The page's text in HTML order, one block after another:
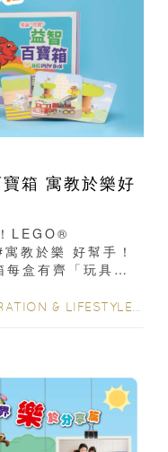
箱 寓教於樂好
LEGO®
教於樂 好幫手！
盒有齊「玩具套
& LIFESTYLE